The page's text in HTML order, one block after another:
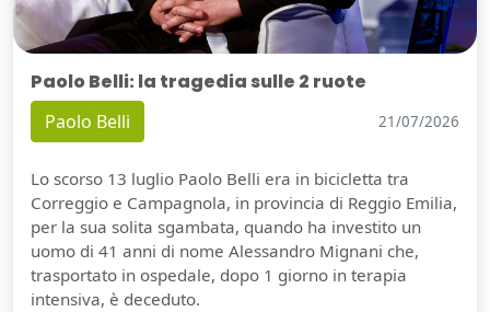
Paolo Belli: la tragedia sulle 2 ruote
Paolo Belli 21/07/2026
Lo scorso 13 luglio Paolo Belli era in bicicletta tra
Correggio e Campagnola, in provincia di Reggio Emilia,
per la sua solita sgambata, quando ha investito un
uomo di 41 anni di nome Alessandro Mignani che,
trasportato in ospedale, dopo 1 giorno in terapia
intensiva, è deceduto.